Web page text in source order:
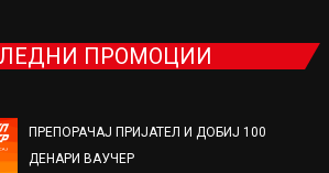
ПРОМОЦИИ
ПРЕПОРАЧАЈ ПРИЈАТЕЛ И ДОБИЈ 100
ДЕНАРИ ВАУЧЕР